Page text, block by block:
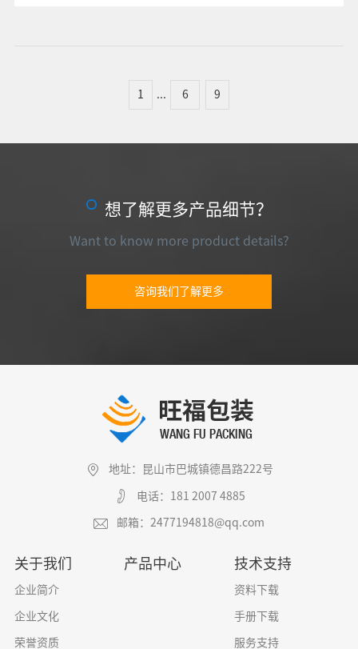
1 ... 6 9
想了解更多产品细节？
Want to know more product details?
咨询我们了解更多
地址：昆山市巴城镇德昌路222号
电话：181 2007 4885
邮箱：2477194818@qq.com
关于我们
企业简介
企业文化
荣誉资质
产品中心 技术支持
资料下载
手册下载
服务支持